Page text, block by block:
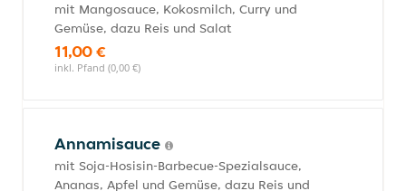
mit Mangosauce, Kokosmilch, Curry und
Gemüse, dazu Reis und Salat
11,00 €
inkl. Pfand (0,00 €)
Annamisauce
mit Soja-Hosisin-Barbecue-Spezialsauce,
Ananas, Apfel und Gemüse, dazu Reis und